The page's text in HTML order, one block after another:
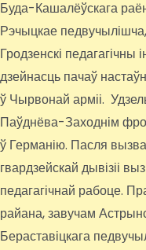
Буда-Кашалёўскага
Рэчыцкае педвучылішча,
Гродзенскі
дзейнасць пачаў
ў Чырвонай арміі.
Паўднёва-Заходнім
ў Германію. Пасля
гвардзейскай дывізіі
педагагічнай рабоце.
райана, завучам
Бераставіцкага